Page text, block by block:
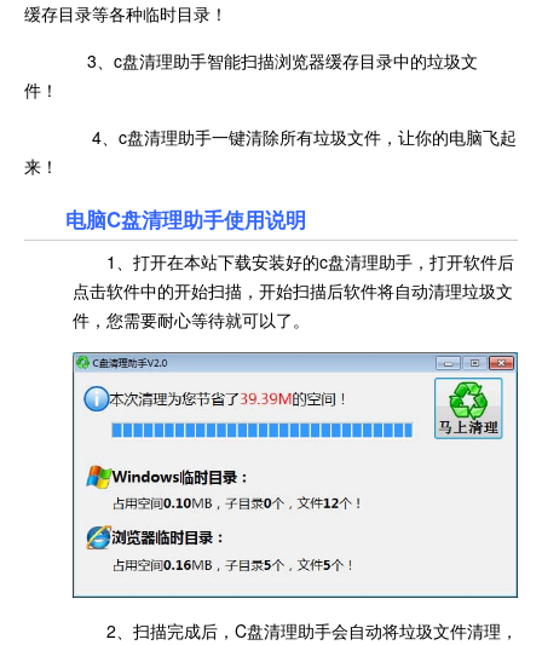
缓存目录等各种临时目录！
3、c盘清理助手智能扫描浏览器缓存目录中的垃圾文
件！
4、c盘清理助手一键清除所有垃圾文件，让你的电脑飞起
来！
电脑C盘清理助手使用说明
1、打开在本站下载安装好的c盘清理助手，打开软件后
点击软件中的开始扫描，开始扫描后软件将自动清理垃圾文
件，您需要耐心等待就可以了。
2、扫描完成后，C盘清理助手会自动将垃圾文件清理，